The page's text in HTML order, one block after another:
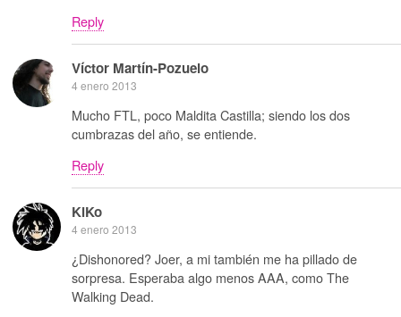
Reply
Víctor Martín-Pozuelo
4 enero 2013
Mucho FTL, poco Maldita Castilla; siendo los dos
cumbrazas del año, se entiende.
Reply
KiKo
4 enero 2013
¿Dishonored? Joer, a mi también me ha pillado de
sorpresa. Esperaba algo menos AAA, como The
Walking Dead.